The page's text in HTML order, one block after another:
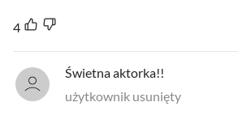
4
Świetna aktorka!!
użytkownik usunięty